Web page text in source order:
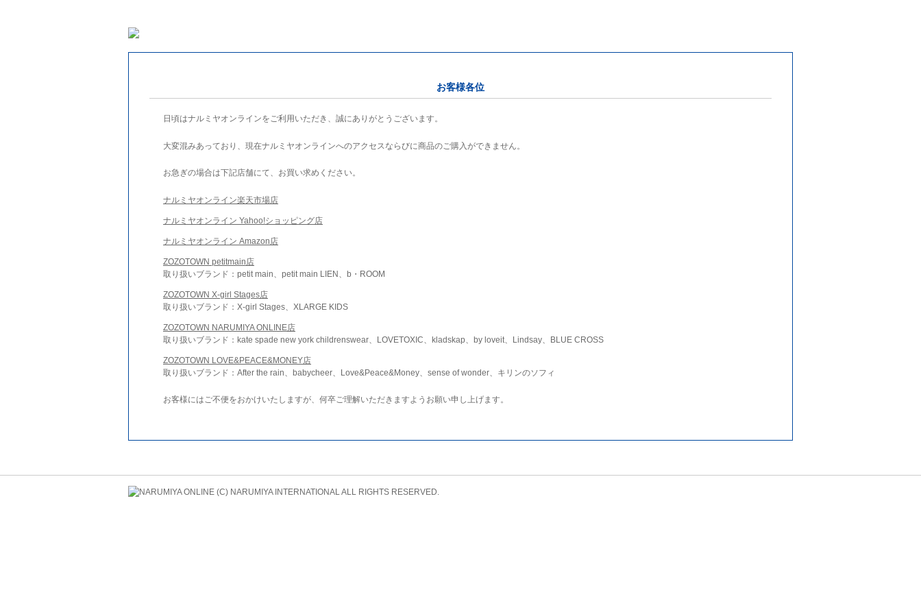
お客様各位
日頃はナルミヤオンラインをご利用いただき、誠にありがとうございます。
大変混みあっており、現在ナルミヤオンラインへのアクセスならびに商品のご購入ができません。
お急ぎの場合は下記店舗にて、お買い求めください。
ナルミヤオンライン楽天市場店
ナルミヤオンライン Yahoo!ショッピング店
ナルミヤオンライン Amazon店
ZOZOTOWN petitmain店
取り扱いブランド：petit main、petit main LIEN、b・ROOM
ZOZOTOWN X-girl Stages店
取り扱いブランド：X-girl Stages、XLARGE KIDS
ZOZOTOWN NARUMIYA ONLINE店
取り扱いブランド：kate spade new york childrenswear、LOVETOXIC、kladskap、by loveit、Lindsay、BLUE CROSS
ZOZOTOWN LOVE&PEACE&MONEY店
取り扱いブランド：After the rain、babycheer、Love&Peace&Money、sense of wonder、キリンのソフィ
お客様にはご不便をおかけいたしますが、何卒ご理解いただきますようお願い申し上げます。